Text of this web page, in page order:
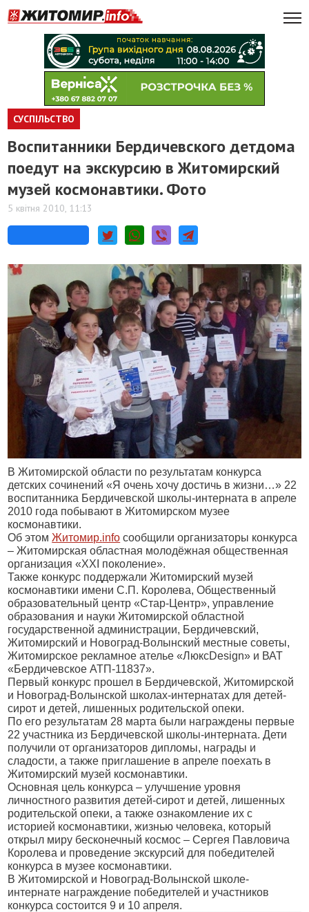
СУСПІЛЬСТВО
Воспитанники Бердичевского детдома
поедут на экскурсию в Житомирский
музей космонавтики. Фото
5 квітня 2010, 11:13
В Житомирской области по результатам конкурса
детских сочинений «Я очень хочу достичь в жизни…» 22
воспитанника Бердичевской школы-интерната в апреле
2010 года побывают в Житомирском музее
космонавтики.
Об этомЖитомир.info сообщили организаторы конкурса
– Житомирская областная молодёжная общественная
организация «ХХI поколение».
Также конкурс поддержали Житомирский музей
космонавтики имени С.П. Королева, Общественный
образовательный центр «Стар-Центр», управление
образования и науки Житомирской областной
государственной администрации, Бердичевский,
Житомирский и Новоград-Волынский местные советы,
Житомирское рекламное ателье «ЛюксDesign» и ВАТ
«Бердичевское АТП-11837».
Первый конкурс прошел в Бердичевской, Житомирской
и Новоград-Волынской школах-интернатах для детей-
сирот и детей, лишенных родительской опеки.
По его результатам 28 марта были награждены первые
22 участника из Бердичевской школы-интерната. Дети
получили от организаторов дипломы, награды и
сладости, а также приглашение в апреле поехать в
Житомирский музей космонавтики.
Основная цель конкурса – улучшение уровня
личностного развития детей-сирот и детей, лишенных
родительской опеки, а также ознакомление их с
историей космонавтики, жизнью человека, который
открыл миру бесконечный космос – Сергея Павловича
Королева и проведение экскурсий для победителей
конкурса в музее космонавтики.
В Житомирской и Новоград-Волынской школе-
интернате награждение победителей и участников
конкурса состоится 9 и 10 апреля.